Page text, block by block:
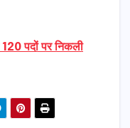
पदों पर निकली